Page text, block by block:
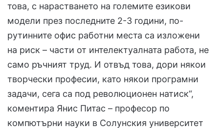
това, с нарастването на големите езикови
модели през последните 2-3 години, по-
рутинните офис работни места са изложени
на риск – части от интелектуалната работа, не
само ръчният труд. И отвъд това, дори някои
творчески професии, като някои програмни
задачи, сега са под революционен натиск“,
коментира Янис Питас – професор по
компютърни науки в Солунския университет